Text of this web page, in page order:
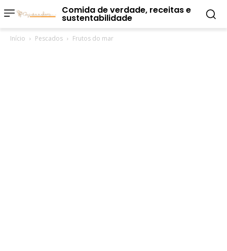
Comida de verdade, receitas e
sustentabilidade
Início Pescados Frutos do mar